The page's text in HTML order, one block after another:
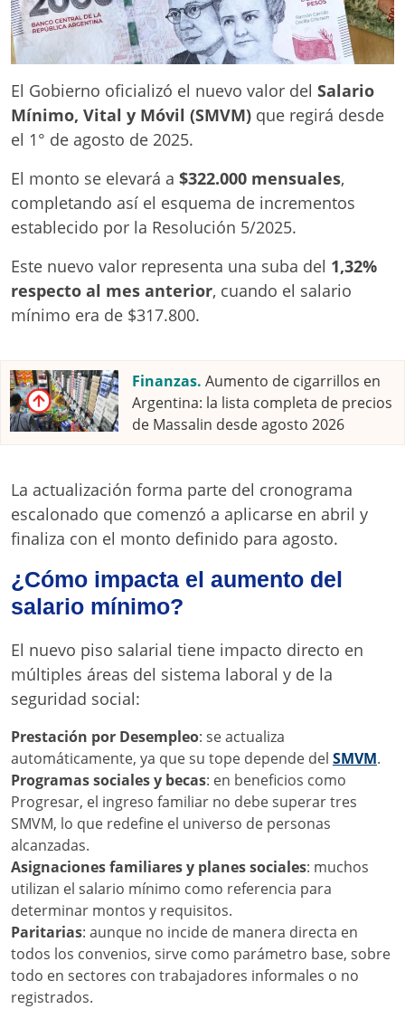
El Gobierno oficializó el nuevo valor del Salario
Mínimo, Vital y Móvil (SMVM) que regirá desde
el 1° de agosto de 2025.
El monto se elevará a $322.000 mensuales,
completando así el esquema de incrementos
establecido por la Resolución 5/2025.
Este nuevo valor representa una suba del 1,32%
respecto al mes anterior, cuando el salario
mínimo era de $317.800.
Finanzas. Aumento de cigarrillos en
Argentina: la lista completa de precios
de Massalin desde agosto 2026
La actualización forma parte del cronograma
escalonado que comenzó a aplicarse en abril y
finaliza con el monto definido para agosto.
¿Cómo impacta el aumento del
salario mínimo?
El nuevo piso salarial tiene impacto directo en
múltiples áreas del sistema laboral y de la
seguridad social:
Prestación por Desempleo: se actualiza
automáticamente, ya que su tope depende del SMVM.
Programas sociales y becas: en beneficios como
Progresar, el ingreso familiar no debe superar tres
SMVM, lo que redefine el universo de personas
alcanzadas.
Asignaciones familiares y planes sociales: muchos
utilizan el salario mínimo como referencia para
determinar montos y requisitos.
Paritarias: aunque no incide de manera directa en
todos los convenios, sirve como parámetro base, sobre
todo en sectores con trabajadores informales o no
registrados.